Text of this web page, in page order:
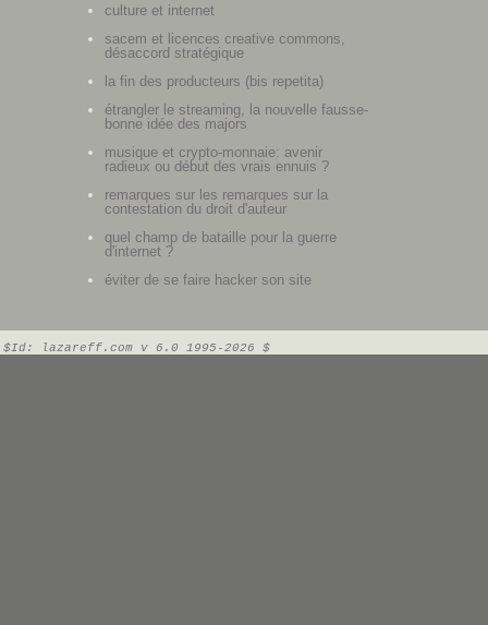
culture et internet
sacem et licences creative commons,
désaccord stratégique
la fin des producteurs (bis repetita)
étrangler le streaming, la nouvelle fausse-
bonne idée des majors
musique et crypto-monnaie: avenir
radieux ou début des vrais ennuis ?
remarques sur les remarques sur la
contestation du droit d'auteur
quel champ de bataille pour la guerre
d'internet ?
éviter de se faire hacker son site
$Id: lazareff.com v 6.0 1995-2026 $